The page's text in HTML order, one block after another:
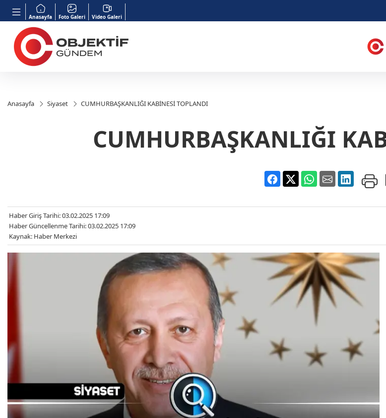
Anasayfa Foto Galeri Video Galeri
Anasayfa Siyaset CUMHURBAŞKANLIĞI KABİNESİ TOPLANDI
CUMHURBAŞKANLIĞI
Haber Giriş Tarihi: 03.02.2025 17:09
Haber Güncellenme Tarihi: 03.02.2025 17:09
Kaynak: Haber Merkezi